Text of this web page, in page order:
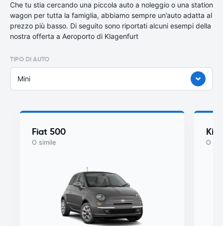
Che tu stia cercando una piccola auto a noleggio o una station
wagon per tutta la famiglia, abbiamo sempre un’auto adatta al
prezzo più basso. Di seguito sono riportati alcuni esempi della
nostra offerta a Aeroporto di Klagenfurt
TIPO DI AUTO
Mini
Fiat 500
O simile
Kia
O